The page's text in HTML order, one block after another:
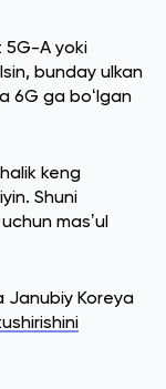
5G-A yoki
bunday ulkan
6G ga boʻlgan
keng
Shuni
masʼul
Janubiy Koreya